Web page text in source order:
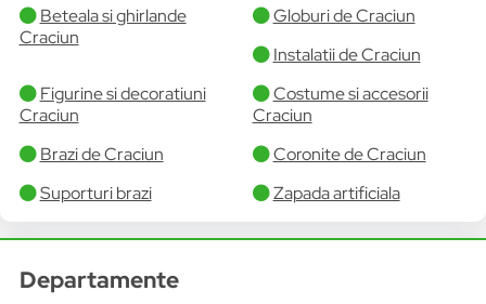
Beteala si ghirlande
Craciun
Globuri de Craciun
Instalatii de Craciun
Figurine si decoratiuni
Craciun
Costume si accesorii
Craciun
Brazi de Craciun
Coronite de Craciun
Suporturi brazi
Zapada artificiala
Departamente